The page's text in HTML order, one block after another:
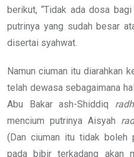
berikut, “Tidak ada dosa
putrinya yang sudah besar
disertai syahwat.
Namun ciuman itu diarahkan
telah dewasa sebagaimana
Abu Bakar ash-Shiddiq
mencium putrinya Aisyah
(Dan ciuman itu tidak boleh
pada bibir terkadang akan